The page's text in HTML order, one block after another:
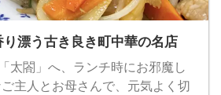
り漂う古き良き町中華の名店
太閤」へ、ランチ時にお邪魔し
主人とお母さんで、元気よく切